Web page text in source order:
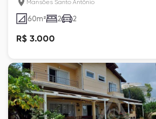
Mansões Santo Antônio
60m² 2 2
R$ 3.000